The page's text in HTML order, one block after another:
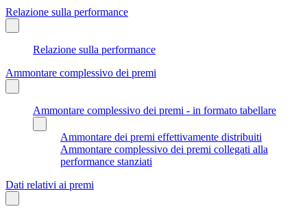
Relazione sulla performance
Relazione sulla performance
Ammontare complessivo dei premi
Ammontare complessivo dei premi - in formato tabellare
Ammontare dei premi effettivamente distribuiti
Ammontare complessivo dei premi collegati alla
performance stanziati
Dati relativi ai premi